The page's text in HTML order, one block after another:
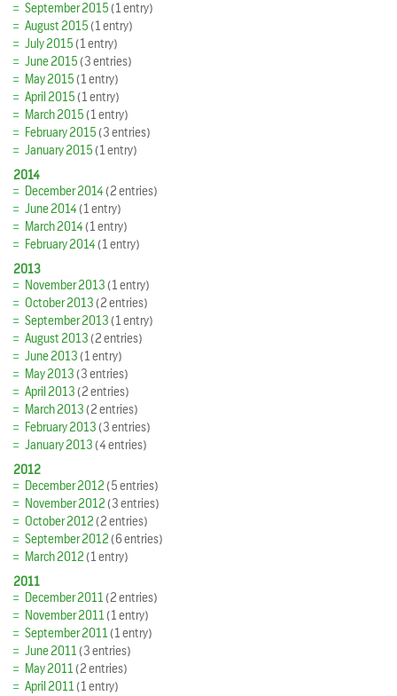
September 2015(1 entry)
August 2015(1 entry)
July 2015(1 entry)
June 2015(3 entries)
May 2015(1 entry)
April 2015(1 entry)
March 2015(1 entry)
February 2015(3 entries)
January 2015(1 entry)
2014
December 2014(2 entries)
June 2014(1 entry)
March 2014(1 entry)
February 2014(1 entry)
2013
November 2013(1 entry)
October 2013(2 entries)
September 2013(1 entry)
August 2013(2 entries)
June 2013(1 entry)
May 2013(3 entries)
April 2013(2 entries)
March 2013(2 entries)
February 2013(3 entries)
January 2013(4 entries)
2012
December 2012(5 entries)
November 2012(3 entries)
October 2012(2 entries)
September 2012(6 entries)
March 2012(1 entry)
2011
December 2011(2 entries)
November 2011(1 entry)
September 2011(1 entry)
June 2011(3 entries)
May 2011(2 entries)
April 2011(1 entry)